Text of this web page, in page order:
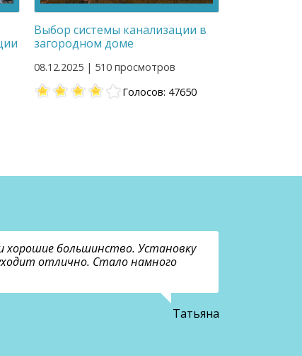
Выбор системы канализации в
загородном доме
08.12.2025 | 510 просмотров
Голосов: 47650
хорошие большинство. Установку
уходит отлично. Стало намного
Татьяна